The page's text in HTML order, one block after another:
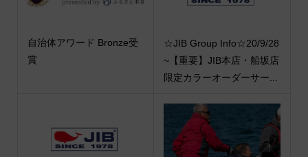
自治体アワード Bronze受
賞
☆JIB Group Info☆20/9/28
~【重要】JIB本店・船坂店
限定カラーオーダーサー...